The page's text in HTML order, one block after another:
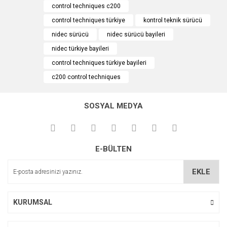
kullanarak tarafımıza iletebilirsiniz.
Görüş ve önerileriniz için teşekkür ederiz.
Ürün resmi kalitesiz, bozuk veya görüntülenemiyor.
Ürün açıklamasında eksik bilgiler bulunuyor.
Ürün bilgilerinde hatalar bulunuyor.
Ürün fiyatı diğer sitelerden daha pahalı.
control techniques c200
control techniques türkiye
kontrol teknik sürücü
nidec sürücü
nidec sürücü bayileri
nidec türkiye bayileri
control techniques türkiye bayileri
c200 control techniques
SOSYAL MEDYA
E-BÜLTEN
EKLE
KURUMSAL